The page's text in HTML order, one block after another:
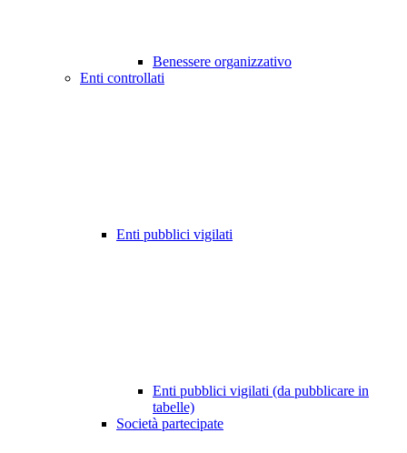
Benessere organizzativo
Enti controllati
Enti pubblici vigilati
Enti pubblici vigilati (da pubblicare in
tabelle)
Società partecipate